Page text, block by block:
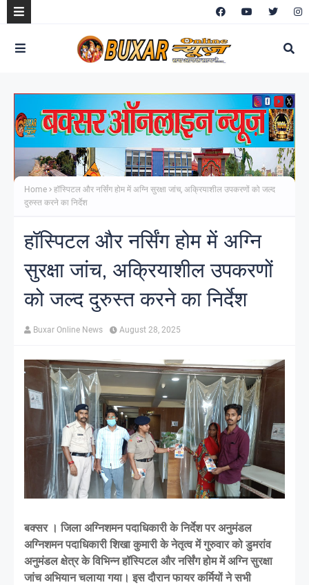
Home
हॉस्पिटल और नर्सिंग होम में अग्नि सुरक्षा जांच, अक्रियाशील उपकरणों को जल्द
दुरुस्त करने का निर्देश
हॉस्पिटल और नर्सिंग होम में अग्नि
सुरक्षा जांच, अक्रियाशील उपकरणों
को जल्द दुरुस्त करने का निर्देश
Buxar Online News August 28, 2025
बक्सर । जिला अग्निशमन पदाधिकारी के निर्देश पर अनुमंडल
अग्निशमन पदाधिकारी शिखा कुमारी के नेतृत्व में गुरुवार को डुमरांव
अनुमंडल क्षेत्र के विभिन्न हॉस्पिटल और नर्सिंग होम में अग्नि सुरक्षा
जांच अभियान चलाया गया। इस दौरान फायर कर्मियों ने सभी